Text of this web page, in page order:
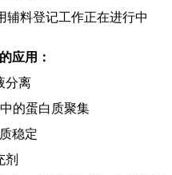
辅料登记工作正在进行中
应用：
分离
的蛋白质聚集
稳定
剂